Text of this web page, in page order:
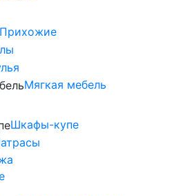
Прихожие
Мягкая мебель
Шкафы-купе